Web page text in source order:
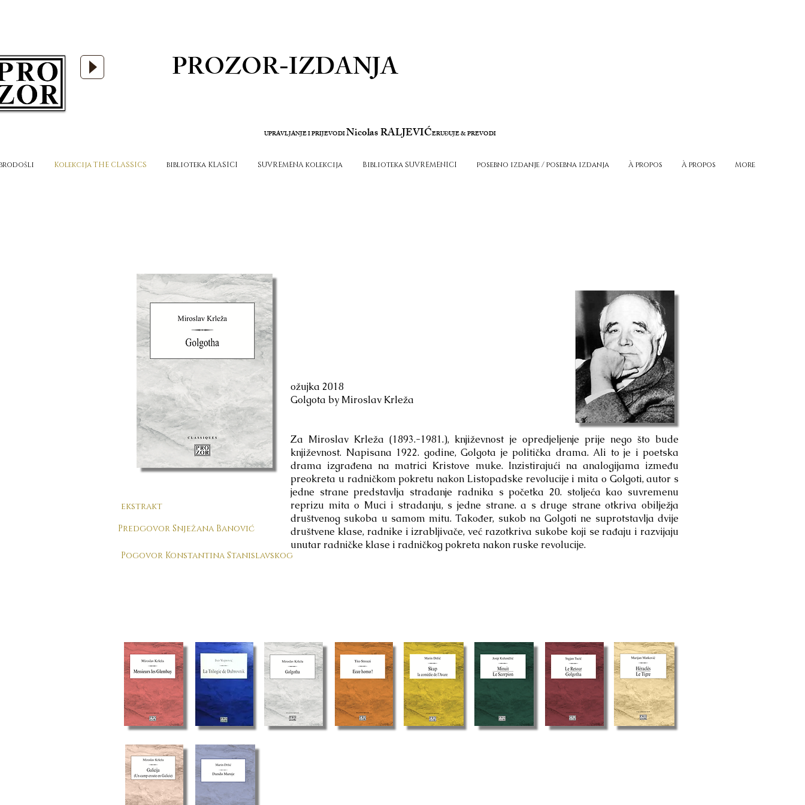
PROZOR-IZDANJA
UPRAVLJANJE I PRIJEVODINicolas RALJEVIĆERUĐUJE & PREVODI
Kolekcija THE CLASSICS biblioteka KLASICI SUVREMENA kolekcija Biblioteka SUVREMENICI posebno izdanje / posebna izdanja À propos À propos More
ekstrakt
Predgovor Snježana Banović
Pogovor Konstantina Stanislavskog
ožujka 2018
Golgota by Miroslav Krleža
Za Miroslav Krleža (1893.-1981.), književnost je opredjeljenje prije nego što bude
književnost. Napisana 1922. godine, Golgota je politička drama. Ali to je i poetska
drama izgrađena na matrici Kristove muke. Inzistirajući na analogijama između
preokreta u radničkom pokretu nakon Listopadske revolucije i mita o Golgoti, autor s
jedne strane predstavlja stradanje radnika s početka 20. stoljeća kao suvremenu
reprizu mita o Muci i stradanju, s jedne strane. a s druge strane otkriva obilježja
društvenog sukoba u samom mitu. Također, sukob na Golgoti ne suprotstavlja dvije
društvene klase, radnike i izrabljivače, već razotkriva sukobe koji se rađaju i razvijaju
unutar radničke klase i radničkog pokreta nakon ruske revolucije.